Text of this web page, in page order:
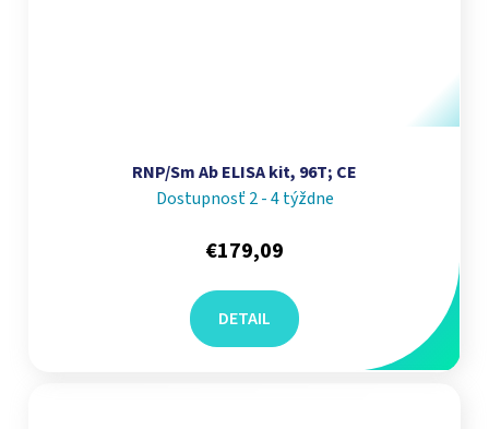
RNP/Sm Ab ELISA kit, 96T; CE
Dostupnosť 2 - 4 týždne
€179,09
DETAIL